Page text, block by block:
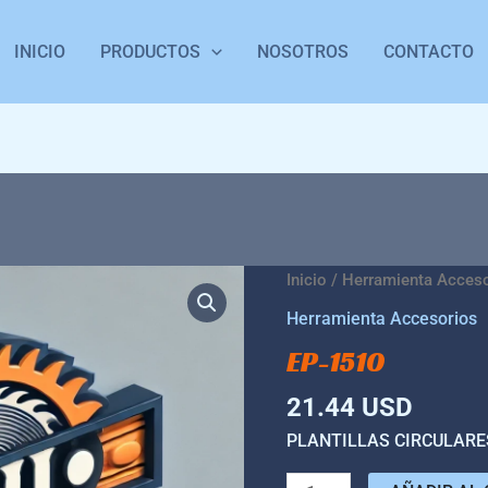
INICIO PRODUCTOS NOSOTROS CONTACTO
Inicio / Herramienta
Herramienta Accesorios
EP-1510
21.44 USD
PLANTILLAS
EP-
1510